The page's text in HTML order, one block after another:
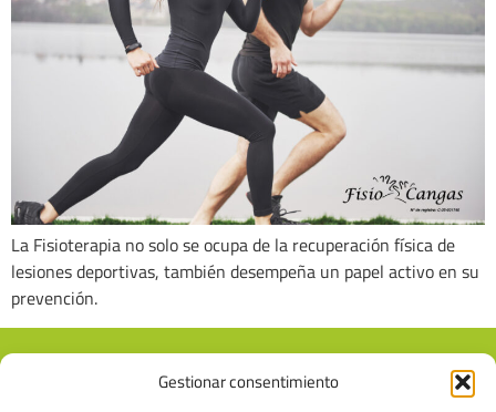
Gestionar consentimiento
La Fisioterapia no solo se ocupa de la recuperación física de
lesiones deportivas, también desempeña un papel activo en su
prevención.